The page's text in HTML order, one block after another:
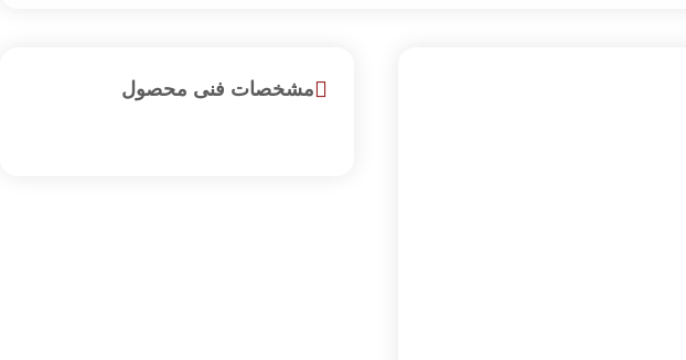
مشخصات فنی محصول